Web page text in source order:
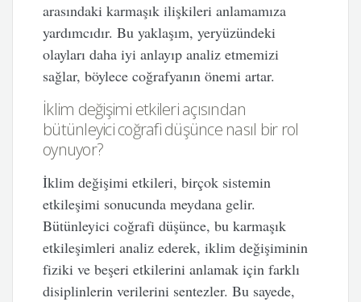
arasındaki karmaşık ilişkileri anlamamıza
yardımcıdır. Bu yaklaşım, yeryüzündeki
olayları daha iyi anlayıp analiz etmemizi
sağlar, böylece coğrafyanın önemi artar.
İklim değişimi etkileri açısından
bütünleyici coğrafi düşünce nasıl bir rol
oynuyor?
İklim değişimi etkileri, birçok sistemin
etkileşimi sonucunda meydana gelir.
Bütünleyici coğrafi düşünce, bu karmaşık
etkileşimleri analiz ederek, iklim değişiminin
fiziki ve beşeri etkilerini anlamak için farklı
disiplinlerin verilerini sentezler. Bu sayede,